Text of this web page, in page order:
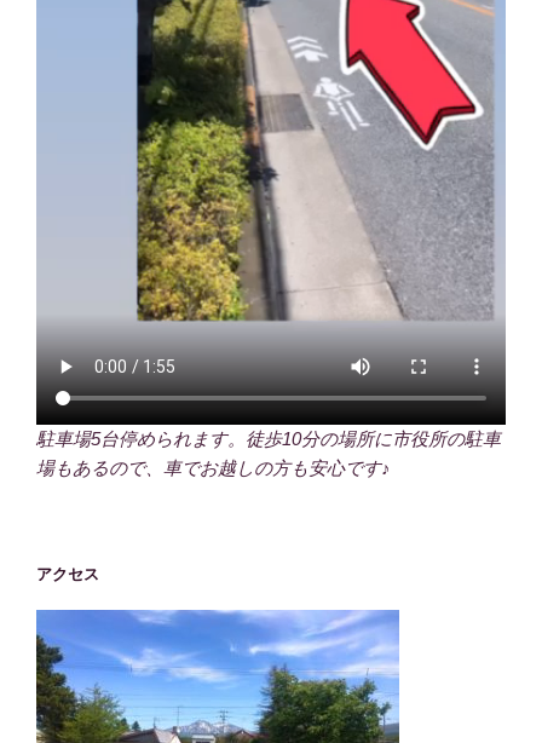
駐車場5台停められます。徒歩10分の場所に市役所の駐車
場もあるので、車でお越しの方も安心です♪
アクセス